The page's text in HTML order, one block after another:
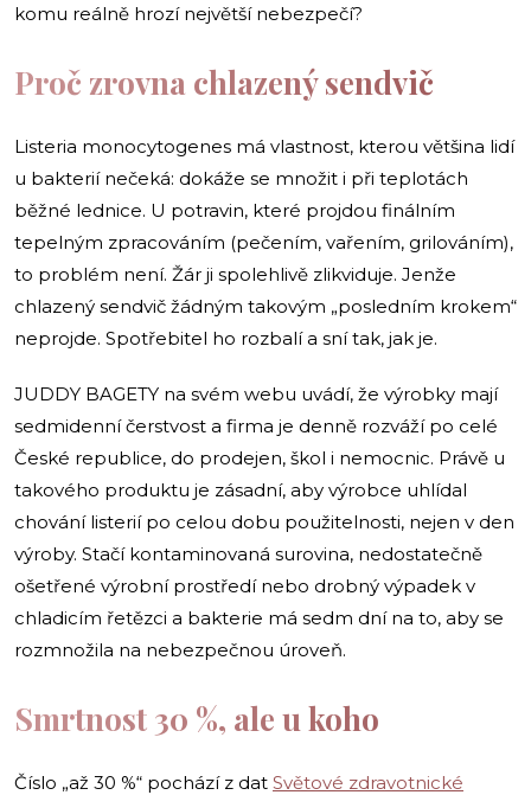
komu reálně hrozí největší nebezpečí?
Proč zrovna chlazený sendvič
Listeria monocytogenes má vlastnost, kterou většina lidí
u bakterií nečeká: dokáže se množit i při teplotách
běžné lednice. U potravin, které projdou finálním
tepelným zpracováním (pečením, vařením, grilováním),
to problém není. Žár ji spolehlivě zlikviduje. Jenže
chlazený sendvič žádným takovým „posledním krokem“
neprojde. Spotřebitel ho rozbalí a sní tak, jak je.
JUDDY BAGETY na svém webu uvádí, že výrobky mají
sedmidenní čerstvost a firma je denně rozváží po celé
České republice, do prodejen, škol i nemocnic. Právě u
takového produktu je zásadní, aby výrobce uhlídal
chování listerií po celou dobu použitelnosti, nejen v den
výroby. Stačí kontaminovaná surovina, nedostatečně
ošetřené výrobní prostředí nebo drobný výpadek v
chladicím řetězci a bakterie má sedm dní na to, aby se
rozmnožila na nebezpečnou úroveň.
Smrtnost 30 %, ale u koho
Číslo „až 30 %“ pochází z dat Světové zdravotnické